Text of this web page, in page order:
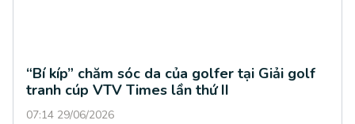
“Bí kíp” chăm sóc da của golfer tại Giải golf
tranh cúp VTV Times lần thứ II
07:14 29/06/2026